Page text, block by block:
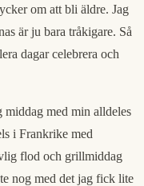
om att bli äldre. Jag
är ju bara tråkigare. Så
dagar celebrera och
middag med min alldeles
i Frankrike med
flod och grillmiddag
nog med det jag fick lite